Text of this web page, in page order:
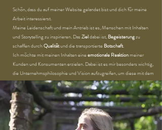
Schön, dass du auf meiner Website gelandet bist und dich für meine
Arbeit interessierst.
Meine Leidenschaft und mein Antrieb ist es, Menschen mit Inhalten
und Storytelling zu inspirieren. DasZieldabei ist, Begeisterungzu
schaffen durchQualitätund die transportierte Botschaft.
Ich möchte mit meinen Inhalten eineemotionale Reaktionmeiner
Kunden und Konsumenten erzielen. Dabei ist es mir besonders wichtig,
die Unternehmsphilosophie und Vision aufzugreifen, um diese mit dem
Content zu vermitteln.